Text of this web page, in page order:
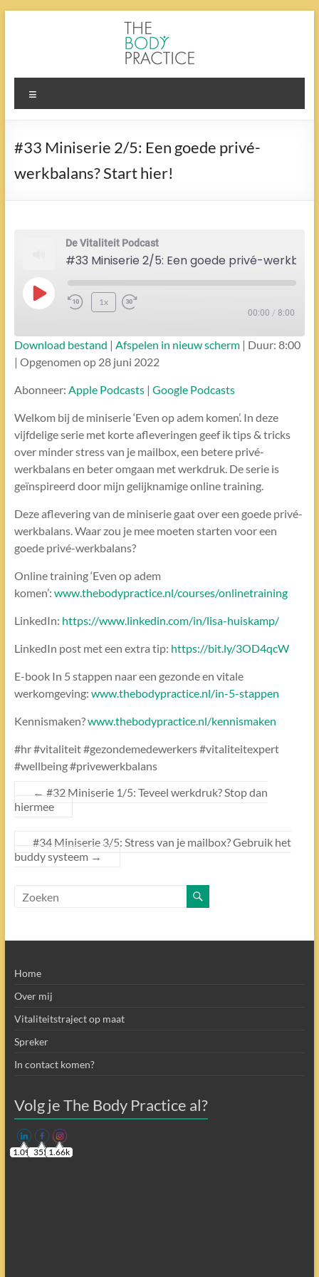
The
Body
Practice
#33 Miniserie 2/5: Een goede privé-
werkbalans? Start hier!
De Vitaliteit Podcast
Play
Episode
1x
00:00 / 8:00
ABONNEREN DELEN
Apple Podcasts
DELEN
EMBED
Download bestand | Afspelen in nieuw scherm| Duur: 8:00
| Opgenomen op 28 juni 2022
Abonneer: Apple Podcasts| Google Podcasts
Welkom bij de miniserie ‘Even op adem komen’. In deze
vijfdelige serie met korte afleveringen geef ik tips & tricks
over minder stress van je mailbox, een betere privé-
werkbalans en beter omgaan met werkdruk. De serie is
geïnspireerd door mijn gelijknamige online training.
Deze aflevering van de miniserie gaat over een goede privé-
werkbalans. Waar zou je mee moeten starten voor een
goede privé-werkbalans?
Online training ‘Even op adem
komen’: www.thebodypractice.nl/courses/onlinetraining
LinkedIn: https://www.linkedin.com/in/lisa-huiskamp/
LinkedIn post met een extra tip: https://bit.ly/3OD4qcW
E-book In 5 stappen naar een gezonde en vitale
werkomgeving: www.thebodypractice.nl/in-5-stappen
Kennismaken?www.thebodypractice.nl/kennismaken
#hr #vitaliteit #gezondemedewerkers #vitaliteitexpert
#wellbeing #privewerkbalans
← #32 Miniserie 1/5: Teveel werkdruk? Stop dan
hiermee
#34 Miniserie 3/5: Stress van je mailbox? Gebruik het
buddy systeem →
Home
Over mij
Vitaliteitstraject op maat
Spreker
In contact komen?
Volg je The Body Practice al?
1.09k355 1.66k